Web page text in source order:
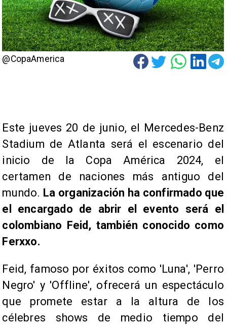
@CopaAmerica
Este jueves 20 de junio, el Mercedes-Benz
Stadium de Atlanta será el escenario del
inicio de la Copa América 2024, el
certamen de naciones más antiguo del
mundo. La organización ha confirmado que
el encargado de abrir el evento será el
colombiano Feid, también conocido como
Ferxxo.
Feid, famoso por éxitos como 'Luna', 'Perro
Negro' y 'Offline', ofrecerá un espectáculo
que promete estar a la altura de los
célebres shows de medio tiempo del